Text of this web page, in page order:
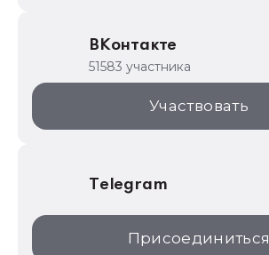
1С:Торговая площадка
ВКонтакте
51583 участника
Участвовать
Telegram
Присоединиться